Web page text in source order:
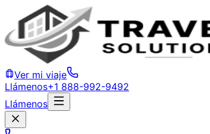
Ver mi viaje
Llámenos+1 888-992-9492
Llámenos